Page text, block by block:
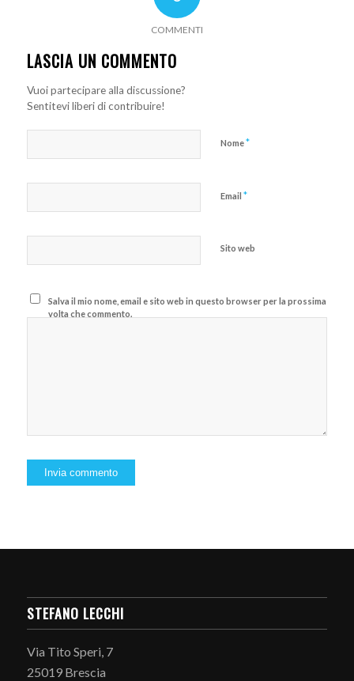
COMMENTI
LASCIA UN COMMENTO
Vuoi partecipare alla discussione?
Sentitevi liberi di contribuire!
Nome*
Email *
Sito web
Salva il mio nome, email e sito web in questo browser per la prossima
volta che commento.
STEFANO LECCHI
Via Tito Speri, 7
25019 Brescia